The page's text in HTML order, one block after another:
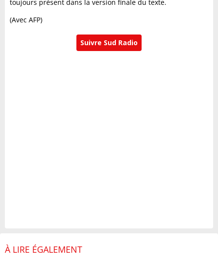
toujours présent dans la version finale du texte.
(Avec AFP)
Suivre Sud Radio
À LIRE ÉGALEMENT